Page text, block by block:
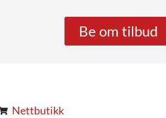
Be om tilbud
Nettbutikk